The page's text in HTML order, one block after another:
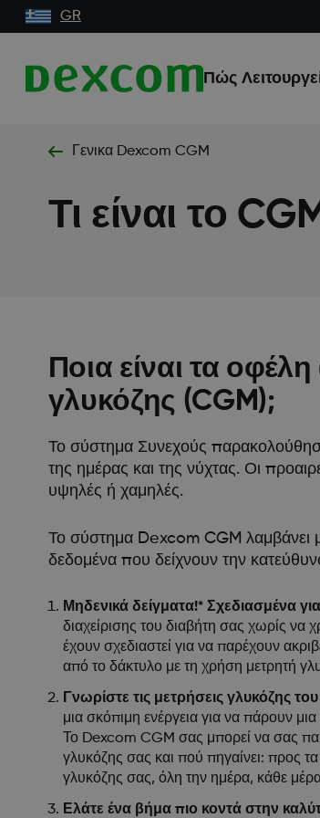
GR
Πώς
Γενικα Dexcom CGM
Τι είναι το
Ποια είναι τα
γλυκόζης (CGM);
Το σύστημα Συνεχούς
της ημέρας και της νύχτας. Οι
υψηλές ή χαμηλές.
Το σύστημα Dexcom CGM λαμβάνει
δεδομένα που δείχνουν την
Μηδενικά δείγματα!* Σχεδιασμένα
διαχείρισης του διαβήτη σας χωρίς
έχουν σχεδιαστεί για να παρέχουν
από το δάκτυλο με τη χρήση μετρητή
Γνωρίστε τις μετρήσεις γλυκόζης
μια σκόπιμη ενέργεια για να πάρουν
Το Dexcom CGM σας μπορεί να σας
γλυκόζης σας και πού πηγαίνει: προς
γλυκόζης σας, όλη την ημέρα, κάθε
Ελάτε ένα βήμα πιο κοντά στην